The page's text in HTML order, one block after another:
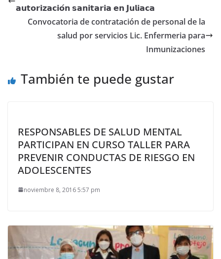
𝗮𝘂𝘁𝗼𝗿𝗶𝘇𝗮𝗰𝗶𝗼́𝗻 𝘀𝗮𝗻𝗶𝘁𝗮𝗿𝗶𝗮 𝗲𝗻 𝗝𝘂𝗹𝗶𝗮𝗰𝗮
Convocatoria de contratación de personal de la
salud por servicios Lic. Enfermeria para
Inmunizaciones
También te puede gustar
RESPONSABLES DE SALUD MENTAL
PARTICIPAN EN CURSO TALLER PARA
PREVENIR CONDUCTAS DE RIESGO EN
ADOLESCENTES
noviembre 8, 2016 5:57 pm